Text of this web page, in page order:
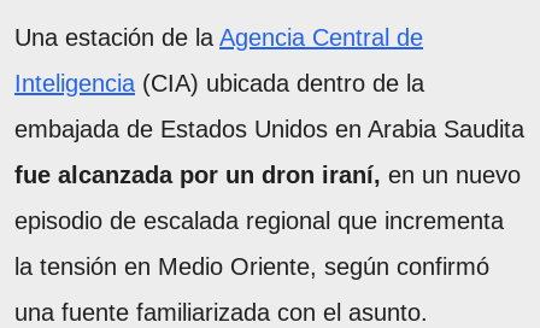
Una estación de la Agencia Central de
Inteligencia (CIA) ubicada dentro de la
embajada de Estados Unidos en Arabia Saudita
fue alcanzada por un dron iraní, en un nuevo
episodio de escalada regional que incrementa
la tensión en Medio Oriente, según confirmó
una fuente familiarizada con el asunto.